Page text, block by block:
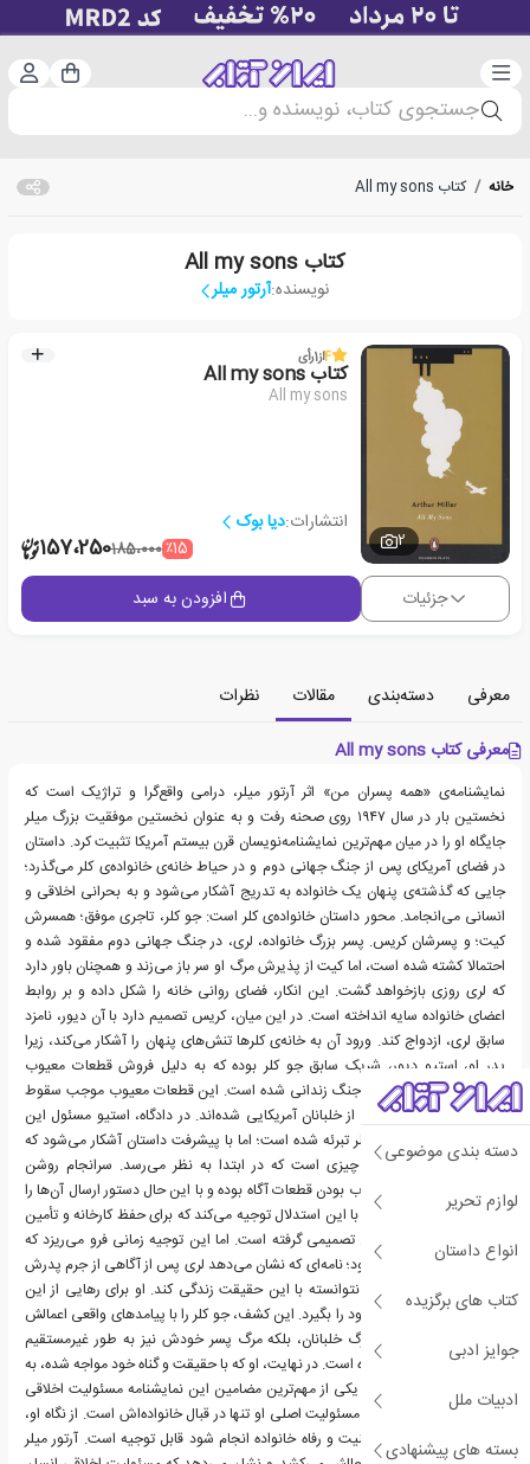
دسته‌بندی سبد
جستجوی کتاب، نویسنده و...
دسته بندی موضوعی
لوازم تحریر
انواع داستان
کتاب های برگزیده
جوایز ادبی
ادبیات ملل
بسته های پیشنهادی
خانه / کتاب All my sons
کتاب All my sons
نویسنده:آرتور میلر
2
4از1رأی
کتاب All my sons
All my sons
انتشارات:دیا بوک
٪15185،000157،250
جزئیات افزودن به سبد
معرفی دسته‌بندی مقالات
نظرات
معرفی کتاب All my sons
نمایشنامه‌ی «همه پسران من» اثر آرتور میلر، درامی واقع‌گرا و تراژیک است که
نخستین بار در سال ۱۹۴۷ روی صحنه رفت و به عنوان نخستین موفقیت بزرگ میلر
جایگاه او را در میان مهم‌ترین نمایشنامه‌نویسان قرن بیستم آمریکا تثبیت کرد. داستان
در فضای آمریکای پس از جنگ جهانی دوم و در حیاط خانه‌ی خانواده‌ی کلر می‌گذرد؛
جایی که گذشته‌ی پنهان یک خانواده به تدریج آشکار می‌شود و به بحرانی اخلاقی و
انسانی می‌انجامد. محور داستان خانواده‌ی کلر است: جو کلر، تاجری موفق؛ همسرش
کیت؛ و پسرشان کریس. پسر بزرگ خانواده، لری، در جنگ جهانی دوم مفقود شده و
احتمالا کشته شده است، اما کیت از پذیرش مرگ او سر باز می‌زند و همچنان باور دارد
که لری روزی بازخواهد گشت. این انکار، فضای روانی خانه را شکل داده و بر روابط
اعضای خانواده سایه انداخته است. در این میان، کریس تصمیم دارد با آن دیور، نامزد
سابق لری، ازدواج کند. ورود آن به خانه‌ی کلرها تنش‌های پنهان را آشکار می‌کند، زیرا
پدر او، استیو دیور، شریک سابق جو کلر بوده که به دلیل فروش قطعات معیوب
هواپیما به ارتش در زمان جنگ زندانی شده است. این قطعات معیوب موجب سقوط
هواپیماها و مرگ تعدادی از خلبانان آمریکایی شده‌اند. در دادگاه، استیو مسئول این
جرم شناخته شده و جو کلر تبرئه شده است؛ اما با پیشرفت داستان آشکار می‌شود که
حقیقت پیچیده‌تر از آن چیزی است که در ابتدا به نظر می‌رسد. سرانجام روشن
می‌شود که جو کلر از معیوب بودن قطعات آگاه بوده و با این حال دستور ارسال آن‌ها را
داده است. او عمل خود را با این استدلال توجیه می‌کند که برای حفظ کارخانه و تأمین
آینده‌ی خانواده‌اش چنین تصمیمی گرفته است. اما این توجیه زمانی فرو می‌ریزد که
نامه‌ای از لری آشکار می‌شود؛ نامه‌ای که نشان می‌دهد لری پس از آگاهی از جرم پدرش
دچار شرم عمیقی شده و نتوانسته با این حقیقت زندگی کند. او برای رهایی از این
ننگ، تصمیم گرفته جان خود را بگیرد. این کشف، جو کلر را با پیامدهای واقعی اعمالش
روبه‌رو می‌کند: نه تنها مرگ خلبانان، بلکه مرگ پسر خودش نیز به طور غیرمستقیم
نتیجه‌ی همان تصمیم بوده است. در نهایت، او که با حقیقت و گناه خود مواجه شده، به
زندگی‌اش پایان می‌دهد. یکی از مهم‌ترین مضامین این نمایشنامه مسئولیت اخلاقی
است. جو کلر باور دارد که مسئولیت اصلی او تنها در قبال خانواده‌اش است. از نگاه او،
هر کاری که برای حفظ امنیت و رفاه خانواده انجام شود قابل توجیه است. آرتور میلر